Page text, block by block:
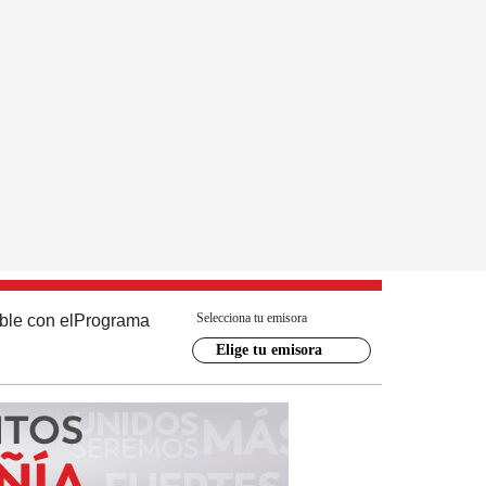
con el Programa Selecciona tu emisora
Elige tu emisora